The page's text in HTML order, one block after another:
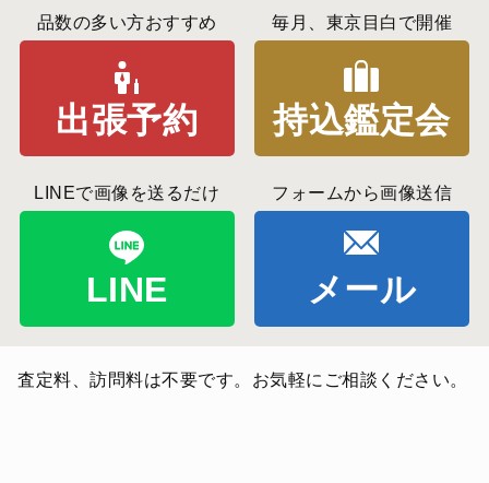
品数の多い方おすすめ
出張予約
毎月、東京目白で開催
持込鑑定会
LINEで画像を送るだけ
LINE
フォームから画像送信
メール
査定料、訪問料は不要です。お気軽にご相談ください。